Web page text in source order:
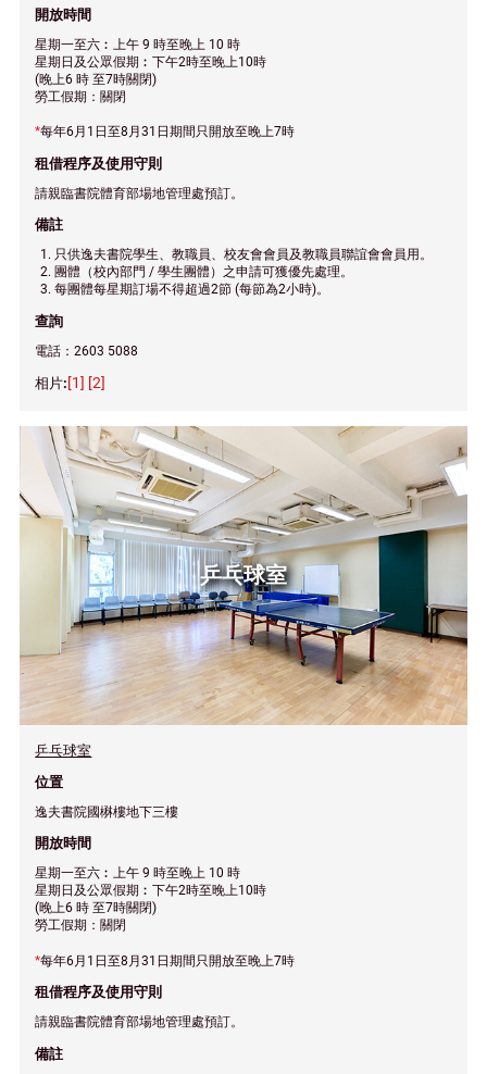
開放時間
星期一至六︰上午 9 時至晚上 10 時
星期日及公眾假期︰下午2時至晚上10時
(晚上6 時 至7時關閉)
勞工假期：關閉
*每年6月1日至8月31日期間只開放至晚上7時
租借程序及使用守則
請親臨書院體育部場地管理處預訂。
備註
只供逸夫書院學生、教職員、校友會會員及教職員聯誼會會員用。
團體（校內部門 / 學生團體）之申請可獲優先處理。
每團體每星期訂場不得超過2節 (每節為2小時)。
查詢
電話：2603 5088
[1] [2]
乒乓球室
乒乓球室
位置
逸夫書院國楙樓地下三樓
開放時間
星期一至六︰上午 9 時至晚上 10 時
星期日及公眾假期︰下午2時至晚上10時
(晚上6 時 至7時關閉)
勞工假期：關閉
*每年6月1日至8月31日期間只開放至晚上7時
租借程序及使用守則
請親臨書院體育部場地管理處預訂。
備註